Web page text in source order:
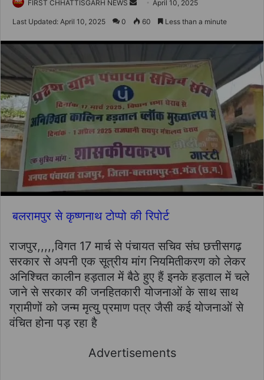
FIRST CHHATTISGARH NEWS
Send
an
April 10, 2025
Last Updated: April 10, 2025 0 60 Less than a minute
बलरामपुर से कृष्णनाथ टोप्पो की रिपोर्ट
राजपुर,,,,,विगत 17 मार्च से पंचायत सचिव संघ छत्तीसगढ़
सरकार से अपनी एक सूत्रीय मांग नियमितीकरण को लेकर
अनिश्चित कालीन हड़ताल में बैठे हुए हैं इनके हड़ताल में चले
जाने से सरकार की जनहितकारी योजनाओं के साथ साथ
ग्रामीणों को जन्म मृत्यु प्रमाण पत्र जैसी कई योजनाओं से
वंचित होना पड़ रहा है
Advertisements